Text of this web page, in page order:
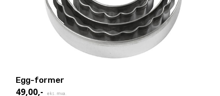
Egg-former
49,00,- eks. mva.